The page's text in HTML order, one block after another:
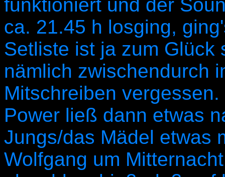
funktioniert und der
ca. 21.45 h losging,
Setliste ist ja zum Glück
nämlich zwischendurch
Mitschreiben
Power ließ dann etwas
Jungs/das Mädel etwas
Wolfgang um